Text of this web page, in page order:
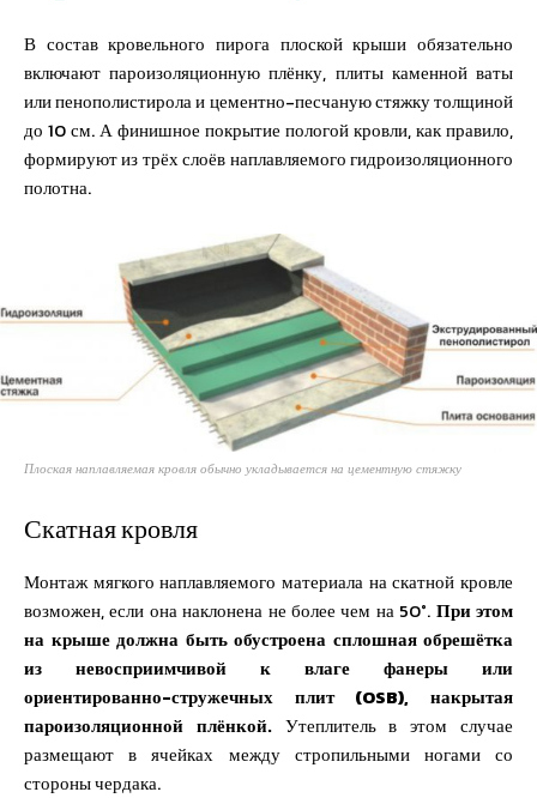
В состав кровельного пирога плоской крыши обязательно
включают пароизоляционную плёнку, плиты каменной ваты
или пенополистирола и цементно-песчаную стяжку толщиной
до 10 см. А финишное покрытие пологой кровли, как правило,
формируют из трёх слоёв наплавляемого гидроизоляционного
полотна.
Плоская наплавляемая кровля обычно укладывается на цементную стяжку
Скатная кровля
Монтаж мягкого наплавляемого материала на скатной кровле
возможен, если она наклонена не более чем на 50°. При этом
на крыше должна быть обустроена сплошная обрешётка
из невосприимчивой к влаге фанеры или
ориентированно-стружечных плит (OSB), накрытая
пароизоляционной плёнкой. Утеплитель в этом случае
размещают в ячейках между стропильными ногами со
стороны чердака.